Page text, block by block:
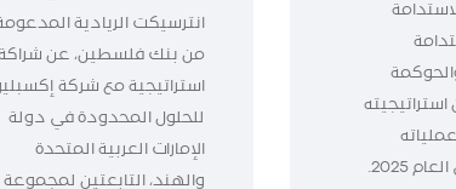
المصرفية في العام 2025.
انترسيكت الريادية
من بنك فلسطين، عن
استراتيجية مع شركة
للحلول المحدودة في دولة
الإمارات العربية المتحدة
والهند، التابعتين لمجموعة